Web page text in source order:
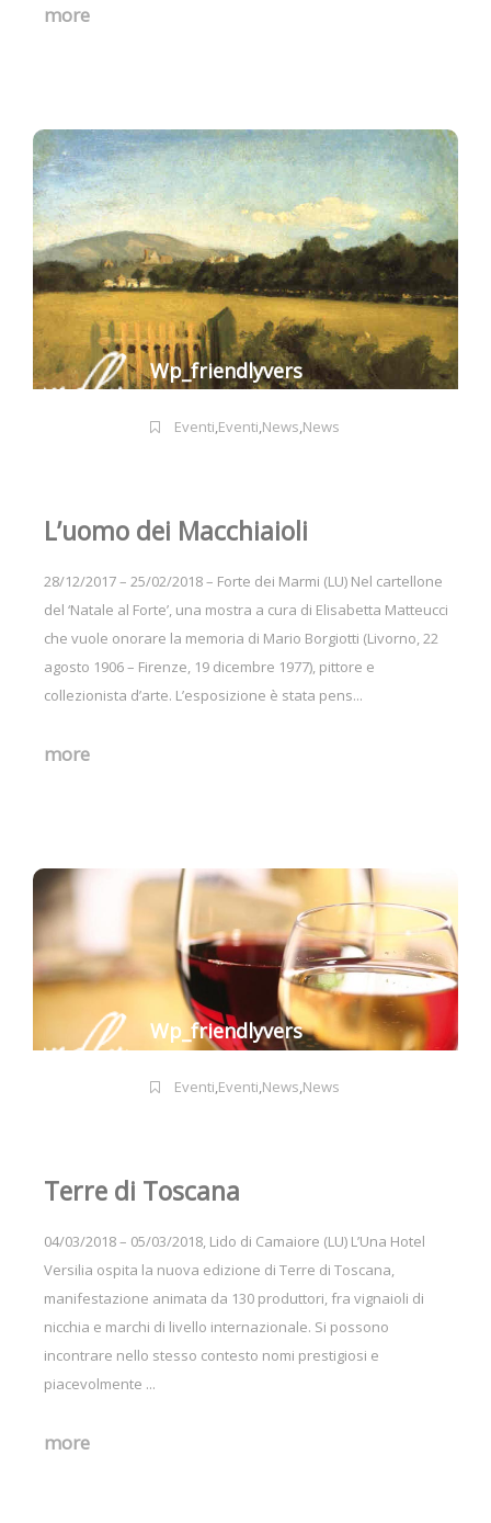
more
Wp_friendlyvers
Eventi Eventi News News
L’uomo dei Macchiaioli
28/12/2017 – 25/02/2018 – Forte dei Marmi (LU) Nel cartellone
del ‘Natale al Forte’, una mostra a cura di Elisabetta Matteucci
che vuole onorare la memoria di Mario Borgiotti (Livorno, 22
agosto 1906 – Firenze, 19 dicembre 1977), pittore e
collezionista d’arte. L’esposizione è stata pens...
more
Wp_friendlyvers
Eventi,Eventi,News,News
Terre di Toscana
04/03/2018 – 05/03/2018, Lido di Camaiore (LU) L’Una Hotel
Versilia ospita la nuova edizione di Terre di Toscana,
manifestazione animata da 130 produttori, fra vignaioli di
nicchia e marchi di livello internazionale. Si possono
incontrare nello stesso contesto nomi prestigiosi e
piacevolmente ...
more